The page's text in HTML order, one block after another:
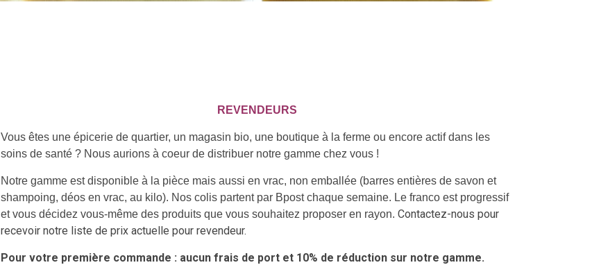
REVENDEURS
Vous êtes une épicerie de quartier, un magasin bio, une boutique à la ferme ou encore actif dans les
soins de santé ? Nous aurions à coeur de distribuer notre gamme chez vous !
Notre gamme est disponible à la pièce mais aussi en vrac, non emballée (barres entières de savon et
shampoing, déos en vrac, au kilo). Nos colis partent par Bpost chaque semaine. Le franco est progressif
et vous décidez vous-même des produits que vous souhaitez proposer en rayon. Contactez-nous pour
recevoir notre liste de prix actuelle pour revendeur.
Pour votre première commande : aucun frais de port et 10% de réduction sur notre gamme.